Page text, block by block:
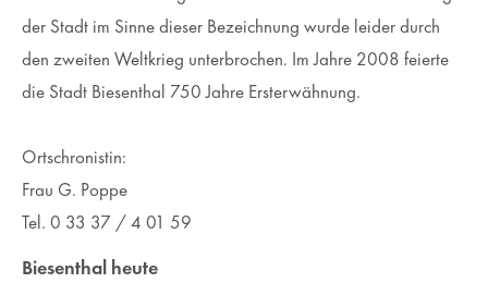
der Stadt im Sinne dieser Bezeichnung wurde leider durch
den zweiten Weltkrieg unterbrochen. Im Jahre 2008 feierte
die Stadt Biesenthal 750 Jahre Ersterwähnung.
Ortschronistin:
Frau G. Poppe
Tel. 0 33 37 / 4 01 59
Biesenthal heute